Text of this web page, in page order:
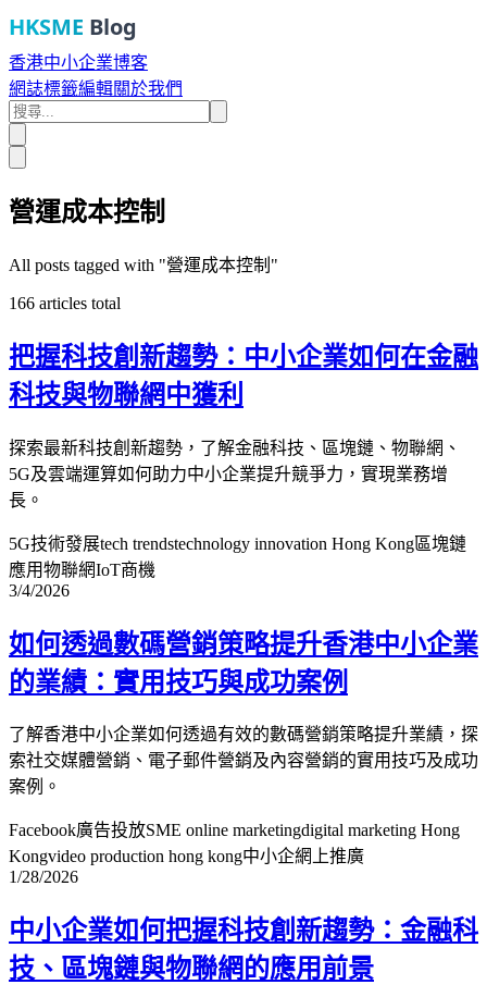
HKSME Blog
香港中小企業博客
網誌標籤編輯關於我們
營運成本控制
All posts tagged with "營運成本控制 "
166 articles total
把握科技創新趨勢：中小企業如何在金融
科技與物聯網中獲利
探索最新科技創新趨勢，了解金融科技、區塊鏈、物聯網、
5G及雲端運算如何助力中小企業提升競爭力，實現業務增
長。
5G技術發展tech trendstechnology innovation Hong Kong區塊鏈
應用物聯網IoT商機
3/4/2026
如何透過數碼營銷策略提升香港中小企業
的業績：實用技巧與成功案例
了解香港中小企業如何透過有效的數碼營銷策略提升業績，探
索社交媒體營銷、電子郵件營銷及內容營銷的實用技巧及成功
案例。
Facebook廣告投放SME online marketingdigital marketing Hong
Kongvideo production hong kong中小企網上推廣
1/28/2026
中小企業如何把握科技創新趨勢：金融科
技、區塊鏈與物聯網的應用前景